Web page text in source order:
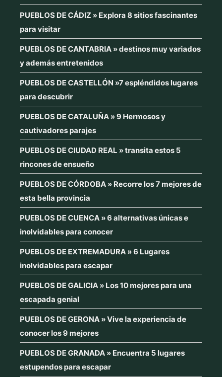
PUEBLOS DE CÁDIZ » Explora 8 sitios fascinantes
para visitar
PUEBLOS DE CANTABRIA » destinos muy variados
y además entretenidos
PUEBLOS DE CASTELLÓN »7 espléndidos lugares
para descubrir
PUEBLOS DE CATALUÑA » 9 Hermosos y
cautivadores parajes
PUEBLOS DE CIUDAD REAL » transita estos 5
rincones de ensueño
PUEBLOS DE CÓRDOBA » Recorre los 7 mejores de
esta bella provincia
PUEBLOS DE CUENCA » 6 alternativas únicas e
inolvidables para conocer
PUEBLOS DE EXTREMADURA » 6 Lugares
inolvidables para escapar
PUEBLOS DE GALICIA » Los 10 mejores para una
escapada genial
PUEBLOS DE GERONA » Vive la experiencia de
conocer los 9 mejores
PUEBLOS DE GRANADA » Encuentra 5 lugares
estupendos para escapar